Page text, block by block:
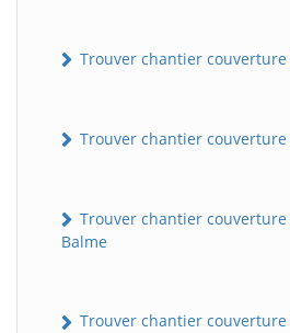
Trouver chantier couverture
Trouver chantier couverture
Trouver chantier
Balme
Trouver chantier